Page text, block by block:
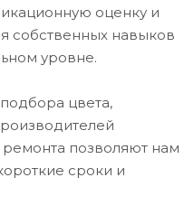
оценку и
собственных навыков
уровне.
цвета,
позволяют нам
сроки и